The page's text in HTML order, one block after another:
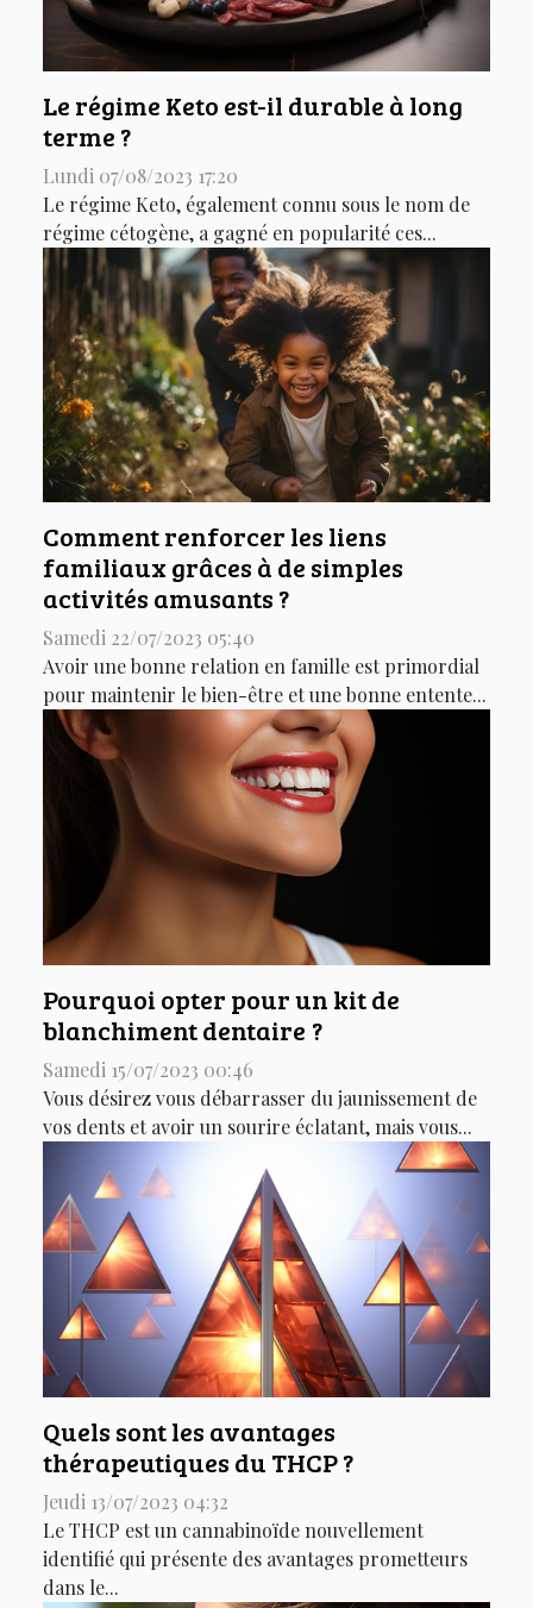
Le régime Keto est-il durable à long
terme ?
Lundi 07/08/2023 17:20
Le régime Keto, également connu sous le nom de
régime cétogène, a gagné en popularité ces...
Comment renforcer les liens
familiaux grâces à de simples
activités amusants ?
Samedi 22/07/2023 05:40
Avoir une bonne relation en famille est primordial
pour maintenir le bien-être et une bonne entente...
Pourquoi opter pour un kit de
blanchiment dentaire ?
Samedi 15/07/2023 00:46
Vous désirez vous débarrasser du jaunissement de
vos dents et avoir un sourire éclatant, mais vous...
Quels sont les avantages
thérapeutiques du THCP ?
Jeudi 13/07/2023 04:32
Le THCP est un cannabinoïde nouvellement
identifié qui présente des avantages prometteurs
dans le...